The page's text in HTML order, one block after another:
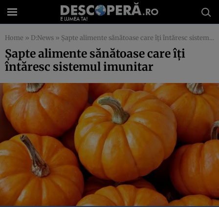
Home » D:News » Şapte alimente sănătoase care îţi întăresc sistemul imunitar
Şapte alimente sănătoase care îţi
întăresc sistemul imunitar